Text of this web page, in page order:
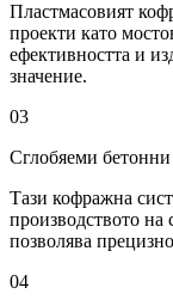
Пластмасовият
проекти като
ефективността и
значение.
03
Сглобяеми
Тази кофражна
производството на
позволява
04